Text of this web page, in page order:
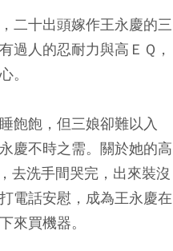
二十出頭嫁作王永慶的三
過人的忍耐力與高ＥＱ，
。
飽飽，但三娘卻難以入
慶不時之需。關於她的高
去洗手間哭完，出來裝沒
電話安慰，成為王永慶在
來買機器。